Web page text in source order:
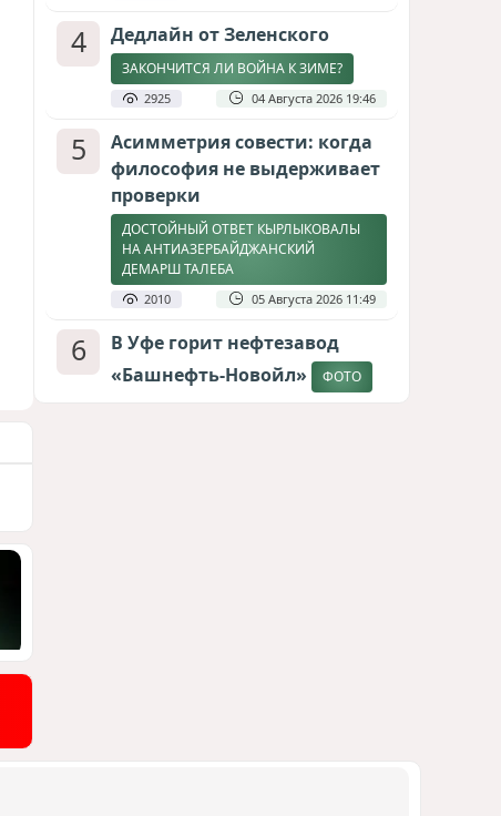
4 Дедлайн от Зеленского
ЗАКОНЧИТСЯ ЛИ ВОЙНА К ЗИМЕ?
2925 04 Августа 2026 19:46
5
Асимметрия совести: когда
философия не выдерживает
проверки
ДОСТОЙНЫЙ ОТВЕТ КЫРЛЫКОВАЛЫ
НА АНТИАЗЕРБАЙДЖАНСКИЙ
ДЕМАРШ ТАЛЕБА
2010 05 Августа 2026 11:49
6
В Уфе горит нефтезавод
«Башнефть-Новойл»
ФОТО